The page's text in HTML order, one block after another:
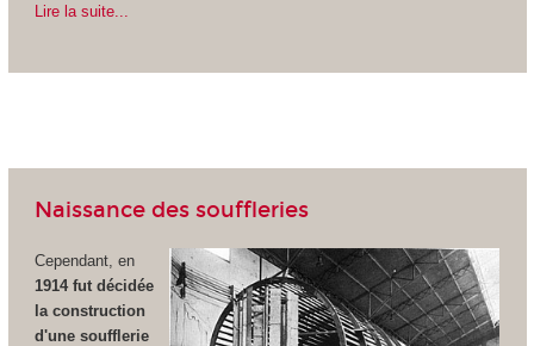
Lire la suite...
Naissance des souffleries
Cependant, en
1914 fut décidée
la construction
d'une soufflerie